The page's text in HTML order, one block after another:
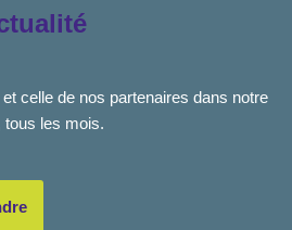
celle de nos partenaires dans notre
tous les mois.